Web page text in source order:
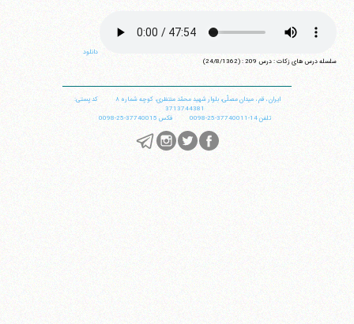
دانلود
سلسله درس های زکات : درس 209 : (24/8/1362)
ایران،قم،میدان مصلّی، بلوار شهید محمّد منتظری، كوچه شماره ٨
کد پستی:
3713744381
تلفن14-37740011-25-0098 فکس 37740015-25-0098